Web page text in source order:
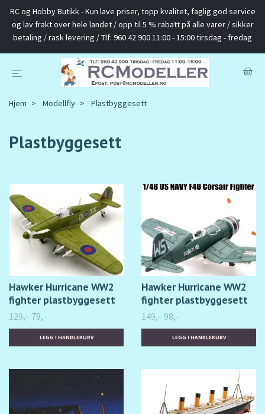
RC og Hobby Butikk - Kun lave priser, topp kvalitet, faglig god service
og lav frakt over hele landet / opp til 5 % rabatt på alle varer / sikker
betaling / rask levering / Tlf: 960 42 900 11:00 - 15:00 tirsdag - fredag
Hjem Modellfly Plastbyggesett
Plastbyggesett
Hawker Hurricane WW2
fighter plastbyggesett
129,- 79,-
Hawker Hurricane WW2
fighter plastbyggesett
149,- 98,-